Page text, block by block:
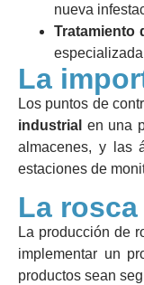
nueva
Tratamiento
La
Los puntos de
industrial en una
almacenes, y las
estaciones de
La
La producción de
implementar un
productos sean